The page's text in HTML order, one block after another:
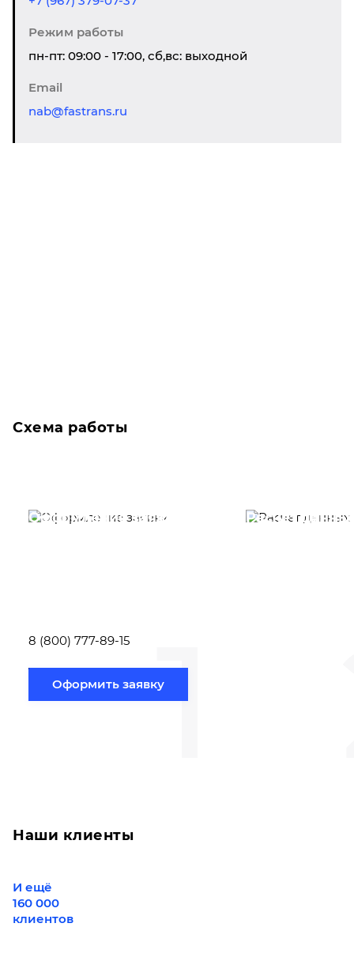
Режим работы
пн-пт: 09:00 - 17:00, сб,вс: выходной
Email
nab@fastrans.ru
Схема работы
1
Оформление заявки
8 (800) 777-89-15
Оформить заявку
Расчет
Наши клиенты
И ещё
160 000
клиентов